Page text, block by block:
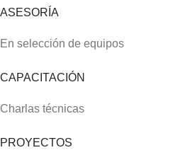
ASESORÍA
En selección de equipos
CAPACITACIÓN
Charlas técnicas
PROYECTOS